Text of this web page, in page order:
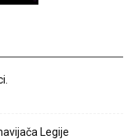
Legije